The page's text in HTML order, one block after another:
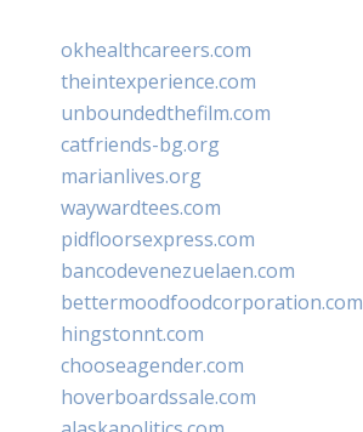
okhealthcareers.com
theintexperience.com
unboundedthefilm.com
catfriends-bg.org
marianlives.org
waywardtees.com
pidfloorsexpress.com
bancodevenezuelaen.com
bettermoodfoodcorporation.com
hingstonnt.com
chooseagender.com
hoverboardssale.com